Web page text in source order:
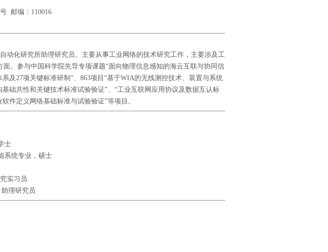
邮编：110016
动化研究所助理研究员。主要从事工业网络的技术研究工作，主要涉及工
。参与中国科学院先导专项课题“面向物理信息感知的海云互联与协同信
及27项关键标准研制”、863项目“基于WIA的无线测控技术、装置与系统
础共性和关键技术标准试验验证”、“工业互联网应用协议及数据互认标
件定义网络基础标准与试验验证”等项目。
士
系统专业，硕士
实习员
理研究员